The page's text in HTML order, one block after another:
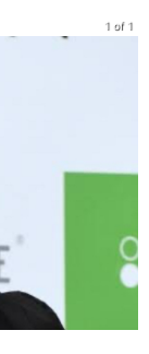
1 of 1